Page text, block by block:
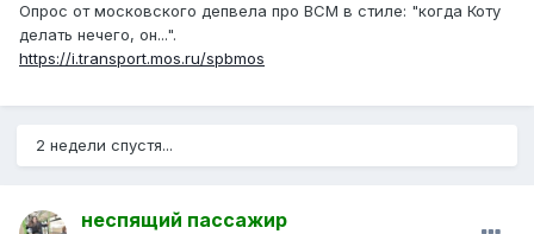
Опрос от московского депвела про ВСМ в стиле: "когда Коту
делать нечего, он...".
https://i.transport.mos.ru/spbmos
2 недели спустя...
неспящий пассажир